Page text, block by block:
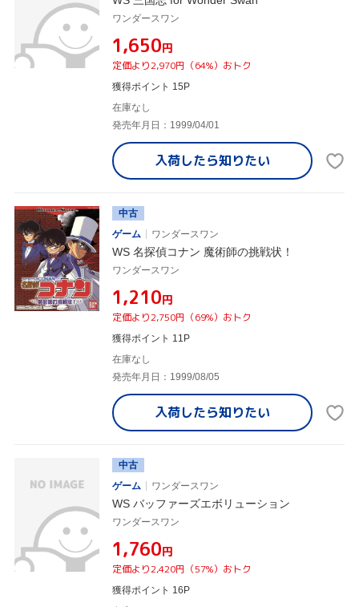
ワンダースワン
¥1,650円
定価より2,970円（64%）おトク
獲得ポイント 15P
在庫なし
発売年月日：1999/04/01
入荷したら知りたい
中古
ゲーム
ワンダースワン
WS 名探偵コナン 魔術師の挑戦状！
ワンダースワン
¥1,210円
定価より2,750円（69%）おトク
獲得ポイント 11P
在庫なし
発売年月日：1999/08/05
入荷したら知りたい
中古
ゲーム
ワンダースワン
WS バッファーズエボリューション
ワンダースワン
¥1,760円
定価より2,420円（57%）おトク
獲得ポイント 16P